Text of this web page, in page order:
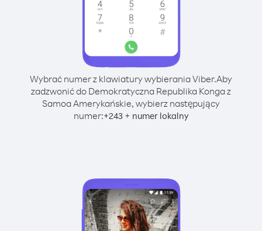
Wybrać numer z klawiatury wybierania Viber.Aby
zadzwonić do Demokratyczna Republika Konga z
Samoa Amerykańskie, wybierz następujący
numer:+243+ numer lokalny